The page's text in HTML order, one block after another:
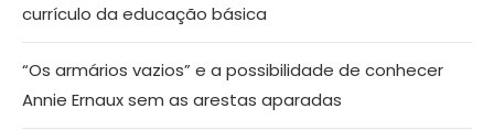
currículo da educação básica
“Os armários vazios” e a possibilidade de conhecer
Annie Ernaux sem as arestas aparadas